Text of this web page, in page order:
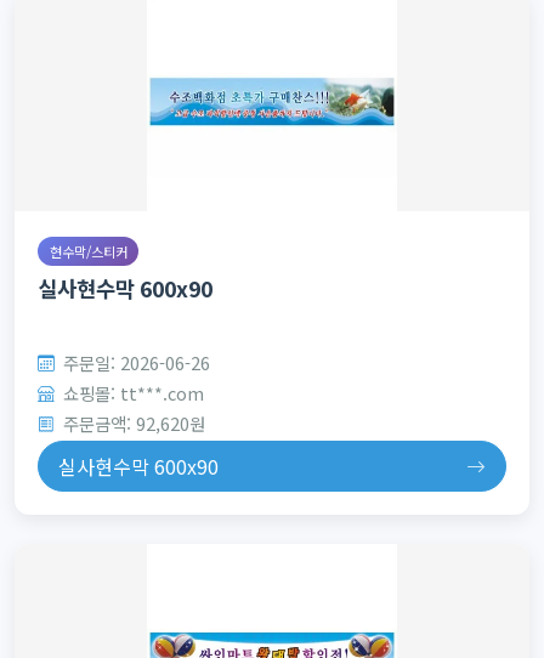
현수막/스티커
실사현수막 600x90
주문일: 2026-06-26
쇼핑몰: tt***.com
주문금액: 92,620원
실사현수막 600x90